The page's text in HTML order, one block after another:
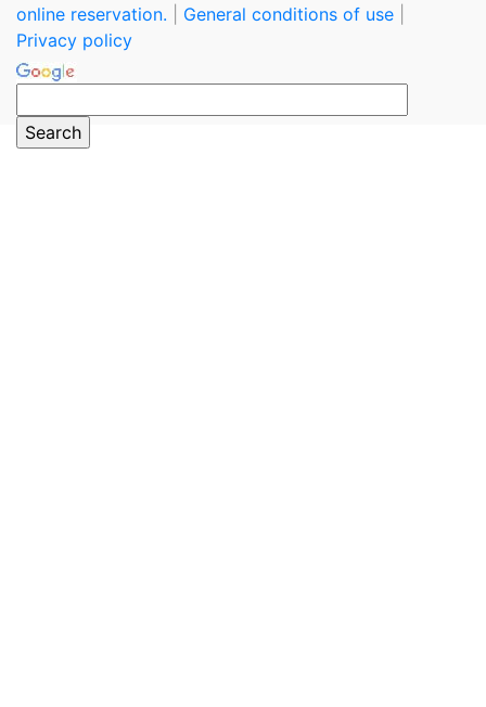
online reservation.
General conditions of use
Privacy policy